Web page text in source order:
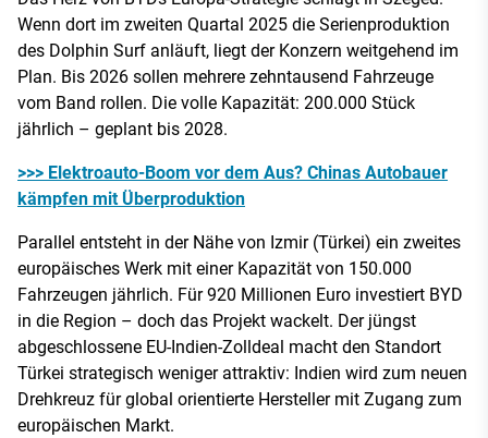
Wenn dort im zweiten Quartal 2025 die Serienproduktion
des Dolphin Surf anläuft, liegt der Konzern weitgehend im
Plan. Bis 2026 sollen mehrere zehntausend Fahrzeuge
vom Band rollen. Die volle Kapazität: 200.000 Stück
jährlich – geplant bis 2028.
>>> Elektroauto-Boom vor dem Aus? Chinas Autobauer
kämpfen mit Überproduktion
Parallel entsteht in der Nähe von Izmir (Türkei) ein zweites
europäisches Werk mit einer Kapazität von 150.000
Fahrzeugen jährlich. Für 920 Millionen Euro investiert BYD
in die Region – doch das Projekt wackelt. Der jüngst
abgeschlossene EU-Indien-Zolldeal macht den Standort
Türkei strategisch weniger attraktiv: Indien wird zum neuen
Drehkreuz für global orientierte Hersteller mit Zugang zum
europäischen Markt.